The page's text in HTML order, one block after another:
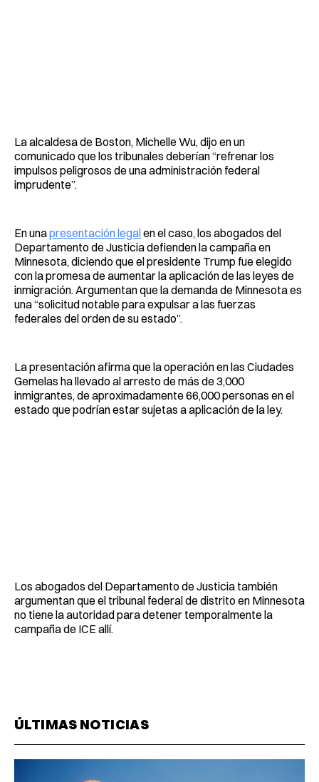
La alcaldesa de Boston, Michelle Wu, dijo en un
comunicado que los tribunales deberían “refrenar los
impulsos peligrosos de una administración federal
imprudente”.
En unapresentación legalen el caso, los abogados del
Departamento de Justicia defienden la campaña en
Minnesota, diciendo que el presidente Trump fue elegido
con la promesa de aumentar la aplicación de las leyes de
inmigración. Argumentan que la demanda de Minnesota es
una “solicitud notable para expulsar a las fuerzas
federales del orden de su estado”.
La presentación afirma que la operación en las Ciudades
Gemelas ha llevado al arresto de más de 3,000
inmigrantes, de aproximadamente 66,000 personas en el
estado que podrían estar sujetas a aplicación de la ley.
Los abogados del Departamento de Justicia también
argumentan que el tribunal federal de distrito en Minnesota
no tiene la autoridad para detener temporalmente la
campaña de ICE allí.
ÚLTIMAS NOTICIAS